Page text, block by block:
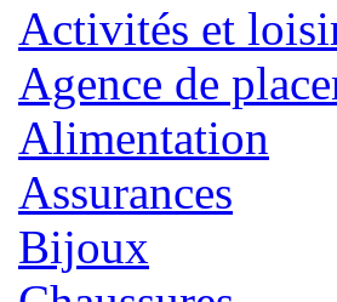
Activités et
Agence de
Alimentation
Assurances
Bijoux